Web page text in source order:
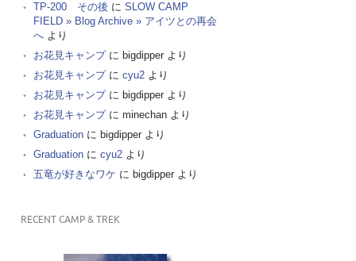
TP-200 その後 に SLOW CAMP
FIELD » Blog Archive » アイツとの再会
へより
お花見キャンプに bigdipperより
お花見キャンプに cyu2より
お花見キャンプに bigdipperより
お花見キャンプに minechanより
Graduationに bigdipperより
Graduationに cyu2より
五竜が好きなワケ に bigdipperより
RECENT CAMP & TREK